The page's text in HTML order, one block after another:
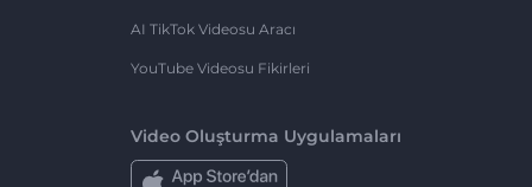
AI TikTok Videosu Aracı
YouTube Videosu Fikirleri
Video Oluşturma Uygulamaları